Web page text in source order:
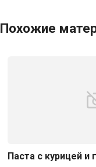
Похожие
Паста с курицей и